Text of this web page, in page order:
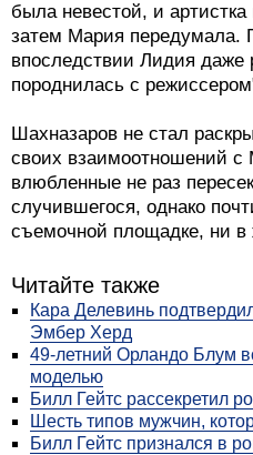
была невестой, и
затем Мария передумала.
впоследствии Лидия даже
породнилась с
Шахназаров не стал
своих взаимоотношений
влюбленные не раз
случившегося, однако
съемочной площадке, ни в
Читайте также
Кара Делевинь
Эмбер Херд
49-летний Орландо Блум
моделью
Билл Гейтс рассекретил
Шесть типов мужчин,
Билл Гейтс признался в